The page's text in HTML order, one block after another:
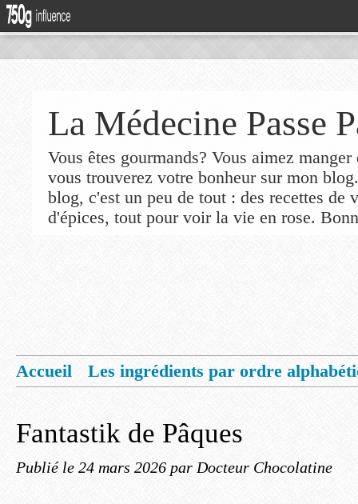
La Médecine Passe
Vous êtes gourmands? Vous aimez
vous trouverez votre bonheur sur mon
blog, c'est un peu de tout : des recettes de
d'épices, tout pour voir la vie en rose.
Accueil
Les ingrédients par ordre
Fantastik de Pâques
Publié le 24 mars 2026 par Docteur Chocolatine